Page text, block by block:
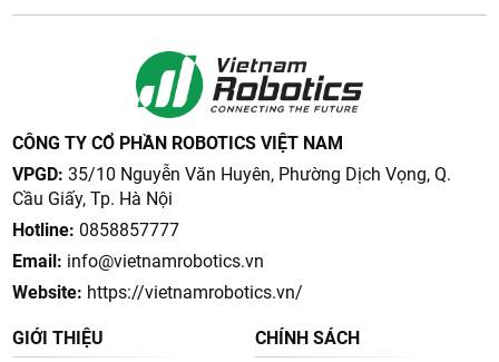
CÔNG TY CỔ PHẦN ROBOTICS VIỆT NAM
VPGD: 35/10 Nguyễn Văn Huyên, Phường Dịch Vọng, Q.
Cầu Giấy, Tp. Hà Nội
Hotline: 0858857777
Email: info@vietnamrobotics.vn
Website: https://vietnamrobotics.vn/
GIỚI THIỆU CHÍNH SÁCH